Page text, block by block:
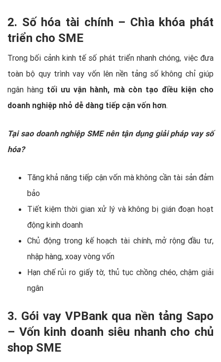
2. Số hóa tài chính – Chìa khóa phát
triển cho SME
Trong bối cảnh kinh tế số phát triển nhanh chóng, việc đưa
toàn bộ quy trình vay vốn lên nền tảng số không chỉ giúp
ngân hàng tối ưu vận hành, mà còn tạo điều kiện cho
doanh nghiệp nhỏ dễ dàng tiếp cận vốn hơn.
Tại sao doanh nghiệp SME nên tận dụng giải pháp vay số
hóa?
Tăng khả năng tiếp cận vốn mà không cần tài sản đảm
bảo
Tiết kiệm thời gian xử lý và không bị gián đoạn hoạt
động kinh doanh
Chủ động trong kế hoạch tài chính, mở rộng đầu tư,
nhập hàng, xoay vòng vốn
Hạn chế rủi ro giấy tờ, thủ tục chồng chéo, chậm giải
ngân
3. Gói vay VPBank qua nền tảng Sapo
– Vốn kinh doanh siêu nhanh cho chủ
shop SME